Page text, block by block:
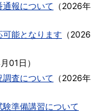
報について （2026年
能となります （2026
01日 ）
査について （2026年
準備講習について